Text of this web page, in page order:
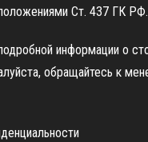
Ст. 437 ГК РФ.
информации о
обращайтесь к